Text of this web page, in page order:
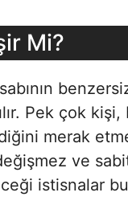
Mi?
Pek çok kişi,
merak
ve
istisnalar